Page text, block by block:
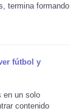
termina formando
fútbol y
en un solo
contenido